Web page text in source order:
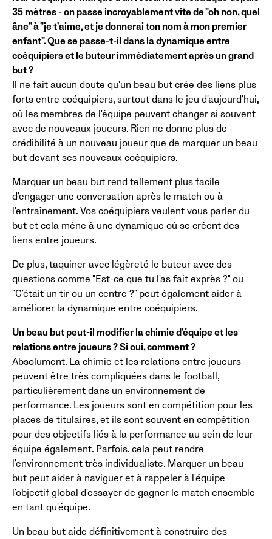
35 mètres - on passe incroyablement vite de "oh non, quel
âne" à "je t'aime, et je donnerai ton nom à mon premier
enfant". Que se passe-t-il dans la dynamique entre
coéquipiers et le buteur immédiatement après un grand
but ?
Il ne fait aucun doute qu'un beau but crée des liens plus
forts entre coéquipiers, surtout dans le jeu d'aujourd'hui,
où les membres de l'équipe peuvent changer si souvent
avec de nouveaux joueurs. Rien ne donne plus de
crédibilité à un nouveau joueur que de marquer un beau
but devant ses nouveaux coéquipiers.
Marquer un beau but rend tellement plus facile
d'engager une conversation après le match ou à
l'entraînement. Vos coéquipiers veulent vous parler du
but et cela mène à une dynamique où se créent des
liens entre joueurs.
De plus, taquiner avec légèreté le buteur avec des
questions comme "Est-ce que tu l'as fait exprès ?" ou
"C'était un tir ou un centre ?" peut également aider à
améliorer la dynamique entre coéquipiers.
Un beau but peut-il modifier la chimie d'équipe et les
relations entre joueurs ? Si oui, comment ?
Absolument. La chimie et les relations entre joueurs
peuvent être très compliquées dans le football,
particulièrement dans un environnement de
performance. Les joueurs sont en compétition pour les
places de titulaires, et ils sont souvent en compétition
pour des objectifs liés à la performance au sein de leur
équipe également. Parfois, cela peut rendre
l'environnement très individualiste. Marquer un beau
but peut aider à naviguer et à rappeler à l'équipe
l'objectif global d'essayer de gagner le match ensemble
en tant qu'équipe.
Un beau but aide définitivement à construire des